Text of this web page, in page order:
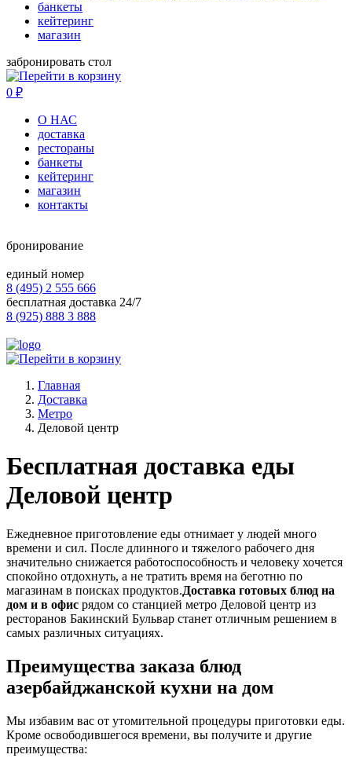
банкеты
кейтеринг
магазин
забронировать стол
0 ₽
О НАС
доставка
рестораны
банкеты
кейтеринг
магазин
контакты
бронирование
единый номер
8 (495) 2 555 666
бесплатная доставка 24/7
8 (925) 888 3 888
Главная
Доставка
Метро
Деловой центр
Бесплатная доставка еды
Деловой центр
Ежедневное приготовление еды отнимает у людей много
времени и сил. После длинного и тяжелого рабочего дня
значительно снижается работоспособность и человеку хочется
спокойно отдохнуть, а не тратить время на беготню по
магазинам в поисках продуктов.Доставка готовых блюд на
дом и в офис рядом со станцией метро Деловой центр из
ресторанов Бакинский Бульвар станет отличным решением в
самых различных ситуациях.
Преимущества заказа блюд
азербайджанской кухни на дом
Мы избавим вас от утомительной процедуры приготовки еды.
Кроме освободившегося времени, вы получите и другие
преимущества: